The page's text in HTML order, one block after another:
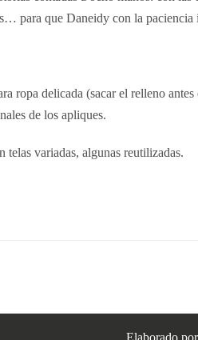
para que Daneidy con la paciencia
ropa delicada (sacar el relleno
de los apliques.
telas variadas, algunas reutilizadas.
Elaborado